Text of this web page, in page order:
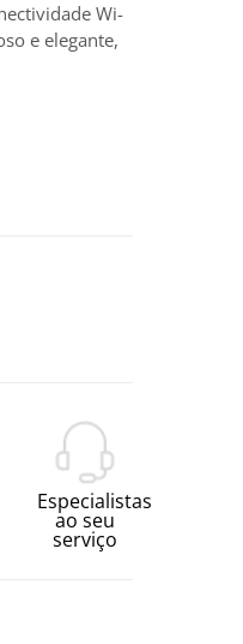
Wi-
e elegante,
Especialistas
ao seu
serviço